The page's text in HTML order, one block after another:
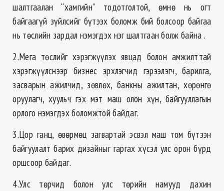
шалтгаалан “хамгийн” тодотголтой, өмнө нь огт
байгаагүй зүйлсийг бүтээх боломж бий болсоор байгаа
нь төслийн зардал нэмэгдэх нэг шалтгаан болж байна .
2.Мега төслийг хэрэгжүүлэх явцад болон амжилттай
хэрэгжүүлснээр бизнес эрхлэгчид гэрээлэгч, барилга,
засварын ажилчид, зөвлөх, банкны ажилтан, хөрөнгө
оруулагч, хуульч гэх мэт маш олон хүн, байгууллагын
орлого нэмэгдэх боломжтой байдаг.
3.Цор ганц, өвөрмөц загвартай эсвэл маш том бүтээн
байгуулалт барих дизайныг гаргах хүсэл улс орон бүрд
оршсоор байдаг.
4.Улс төрчид болон улс төрийн намууд дахин